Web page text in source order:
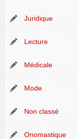
Juridique
Lecture
Médicale
Mode
Non classé
Onomastique